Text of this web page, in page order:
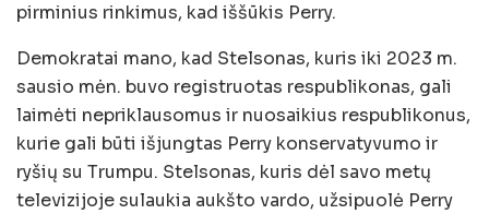
pirminius rinkimus, kad iššūkis Perry.
Demokratai mano, kad Stelsonas, kuris iki 2023 m.
sausio mėn. buvo registruotas respublikonas, gali
laimėti nepriklausomus ir nuosaikius respublikonus,
kurie gali būti išjungtas Perry konservatyvumo ir
ryšių su Trumpu. Stelsonas, kuris dėl savo metų
televizijoje sulaukia aukšto vardo, užsipuolė Perry